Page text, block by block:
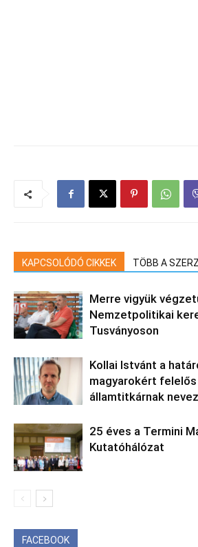
KAPCSOLÓDÓ CIKKEK TÖBB A
Merre vigyük
Nemzetpolitikai
Tusványoson
Kollai Istvánt a
magyarokért
államtitkárnak
25 éves a Termini
Kutatóhálózat
FACEBOOK